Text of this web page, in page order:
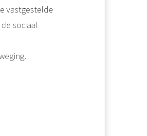
vastgestelde
sociaal